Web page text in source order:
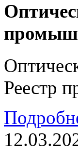
Реестр